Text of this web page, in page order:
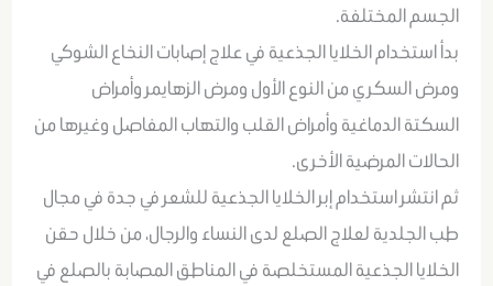
الجسم المختلفة.
بدأ استخدام الخلايا الجذعية في علاج إصابات النخاع الشوكي
ومرض السكري من النوع الأول ومرض الزهايمر وأمراض
السكتة الدماغية وأمراض القلب والتهاب المفاصل وغيرها من
الحالات المرضية الأخرى.
ثم انتشر استخدام إبر الخلايا الجذعية للشعر في جدة في مجال
طب الجلدية لعلاج الصلع لدى النساء والرجال، من خلال حقن
الخلايا الجذعية المستخلصة في المناطق المصابة بالصلع في